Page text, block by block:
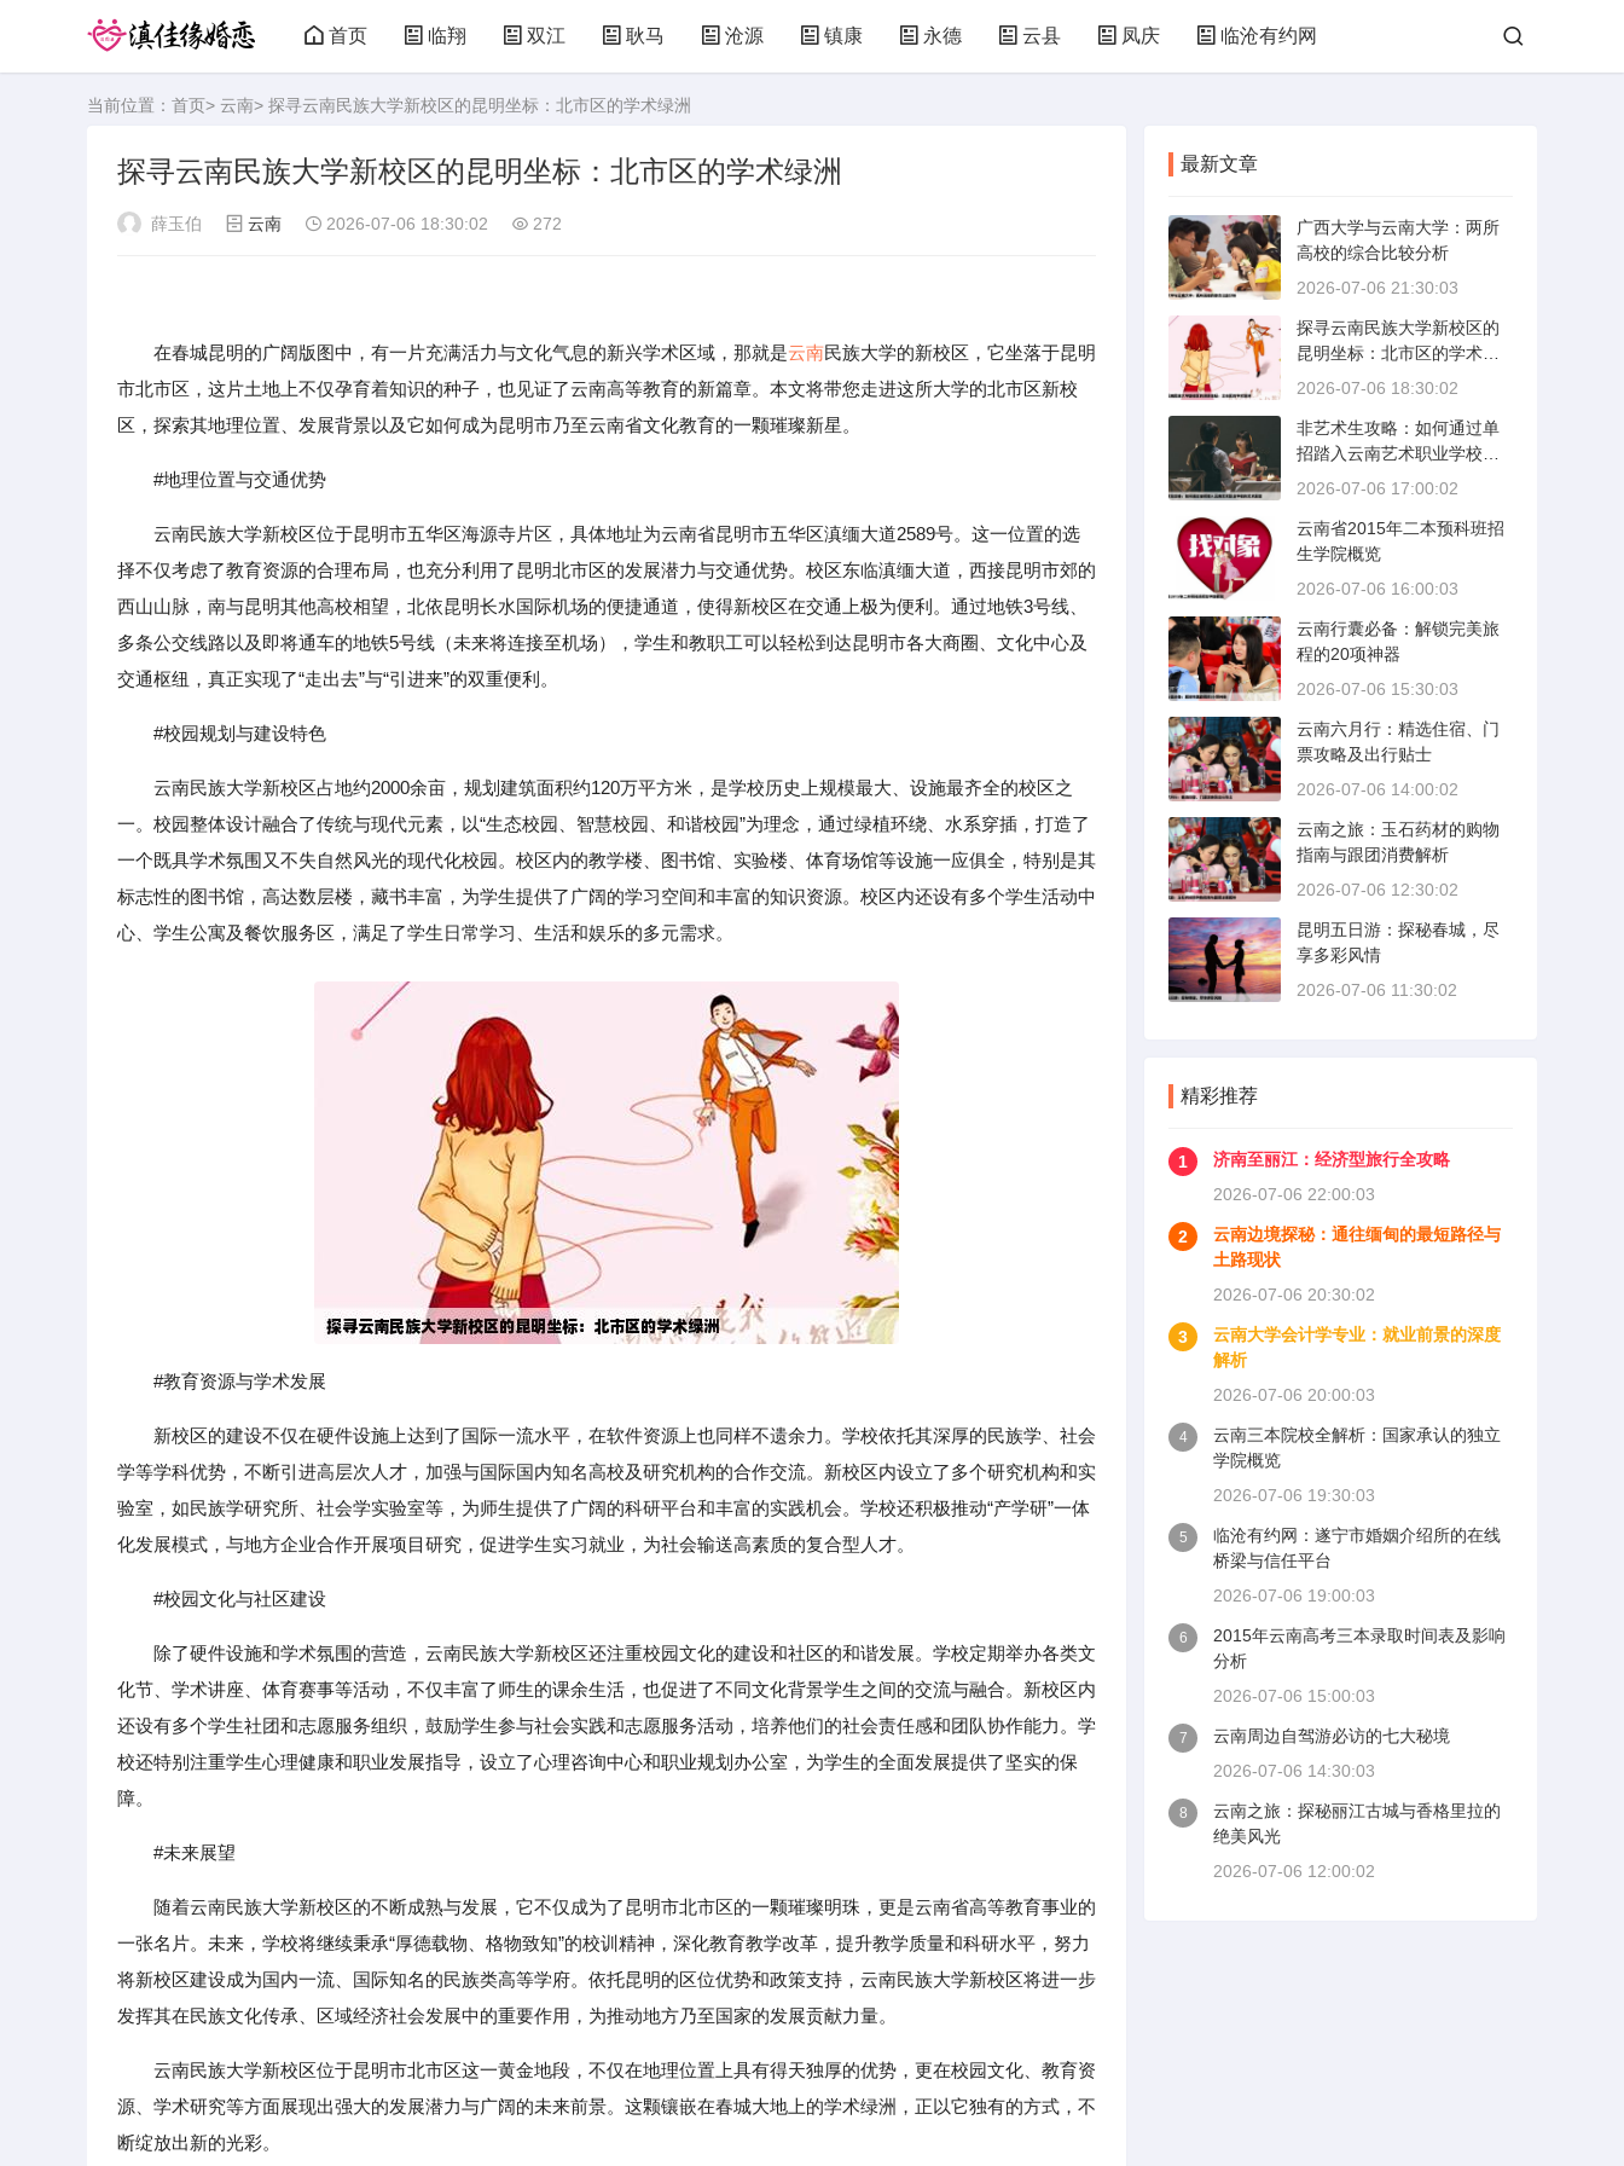
首页 临翔 双江 耿马 沧源 镇康 永德 云县 凤庆 临沧有约网
当前位置： 首页> 云南> 探寻云南民族大学新校区的昆明坐标：北市区的学术绿洲
探寻云南民族大学新校区的昆明坐标：北市区的学术绿洲
薛玉伯 云南 2026-07-06 18:30:02 272
在春城昆明的广阔版图中，有一片充满活力与文化气息的新兴学术区域，那就是云南民族大学的新校区，它坐落于昆明
市北市区，这片土地上不仅孕育着知识的种子，也见证了云南高等教育的新篇章。本文将带您走进这所大学的北市区新校
区，探索其地理位置、发展背景以及它如何成为昆明市乃至云南省文化教育的一颗璀璨新星。
#地理位置与交通优势
云南民族大学新校区位于昆明市五华区海源寺片区，具体地址为云南省昆明市五华区滇缅大道2589号。这一位置的选
择不仅考虑了教育资源的合理布局，也充分利用了昆明北市区的发展潜力与交通优势。校区东临滇缅大道，西接昆明市郊的
西山山脉，南与昆明其他高校相望，北依昆明长水国际机场的便捷通道，使得新校区在交通上极为便利。通过地铁3号线、
多条公交线路以及即将通车的地铁5号线（未来将连接至机场），学生和教职工可以轻松到达昆明市各大商圈、文化中心及
交通枢纽，真正实现了“走出去”与“引进来”的双重便利。
#校园规划与建设特色
云南民族大学新校区占地约2000余亩，规划建筑面积约120万平方米，是学校历史上规模最大、设施最齐全的校区之
一。校园整体设计融合了传统与现代元素，以“生态校园、智慧校园、和谐校园”为理念，通过绿植环绕、水系穿插，打造了
一个既具学术氛围又不失自然风光的现代化校园。校区内的教学楼、图书馆、实验楼、体育场馆等设施一应俱全，特别是其
标志性的图书馆，高达数层楼，藏书丰富，为学生提供了广阔的学习空间和丰富的知识资源。校区内还设有多个学生活动中
心、学生公寓及餐饮服务区，满足了学生日常学习、生活和娱乐的多元需求。
#教育资源与学术发展
新校区的建设不仅在硬件设施上达到了国际一流水平，在软件资源上也同样不遗余力。学校依托其深厚的民族学、社会
学等学科优势，不断引进高层次人才，加强与国际国内知名高校及研究机构的合作交流。新校区内设立了多个研究机构和实
验室，如民族学研究所、社会学实验室等，为师生提供了广阔的科研平台和丰富的实践机会。学校还积极推动“产学研”一体
化发展模式，与地方企业合作开展项目研究，促进学生实习就业，为社会输送高素质的复合型人才。
#校园文化与社区建设
除了硬件设施和学术氛围的营造，云南民族大学新校区还注重校园文化的建设和社区的和谐发展。学校定期举办各类文
化节、学术讲座、体育赛事等活动，不仅丰富了师生的课余生活，也促进了不同文化背景学生之间的交流与融合。新校区内
还设有多个学生社团和志愿服务组织，鼓励学生参与社会实践和志愿服务活动，培养他们的社会责任感和团队协作能力。学
校还特别注重学生心理健康和职业发展指导，设立了心理咨询中心和职业规划办公室，为学生的全面发展提供了坚实的保
障。
#未来展望
随着云南民族大学新校区的不断成熟与发展，它不仅成为了昆明市北市区的一颗璀璨明珠，更是云南省高等教育事业的
一张名片。未来，学校将继续秉承“厚德载物、格物致知”的校训精神，深化教育教学改革，提升教学质量和科研水平，努力
将新校区建设成为国内一流、国际知名的民族类高等学府。依托昆明的区位优势和政策支持，云南民族大学新校区将进一步
发挥其在民族文化传承、区域经济社会发展中的重要作用，为推动地方乃至国家的发展贡献力量。
云南民族大学新校区位于昆明市北市区这一黄金地段，不仅在地理位置上具有得天独厚的优势，更在校园文化、教育资
源、学术研究等方面展现出强大的发展潜力与广阔的未来前景。这颗镶嵌在春城大地上的学术绿洲，正以它独有的方式，不
断绽放出新的光彩。
最新文章
广西大学与云南大学：两所
高校的综合比较分析
2026-07-06 21:30:03
探寻云南民族大学新校区的
昆明坐标：北市区的学术绿
洲
2026-07-06 18:30:02
非艺术生攻略：如何通过单
招踏入云南艺术职业学校的
艺术殿堂
2026-07-06 17:00:02
云南省2015年二本预科班招
生学院概览
2026-07-06 16:00:03
云南行囊必备：解锁完美旅
程的20项神器
2026-07-06 15:30:03
云南六月行：精选住宿、门
票攻略及出行贴士
2026-07-06 14:00:02
云南之旅：玉石药材的购物
指南与跟团消费解析
2026-07-06 12:30:02
昆明五日游：探秘春城，尽
享多彩风情
2026-07-06 11:30:02
精彩推荐
1
济南至丽江：经济型旅行全攻略
2026-07-06 22:00:03
2
云南边境探秘：通往缅甸的最短路径与
土路现状
2026-07-06 20:30:02
3
云南大学会计学专业：就业前景的深度
解析
2026-07-06 20:00:03
4
云南三本院校全解析：国家承认的独立
学院概览
2026-07-06 19:30:03
5
临沧有约网：遂宁市婚姻介绍所的在线
桥梁与信任平台
2026-07-06 19:00:03
6
2015年云南高考三本录取时间表及影响
分析
2026-07-06 15:00:03
7
云南周边自驾游必访的七大秘境
2026-07-06 14:30:03
8
云南之旅：探秘丽江古城与香格里拉的
绝美风光
2026-07-06 12:00:02